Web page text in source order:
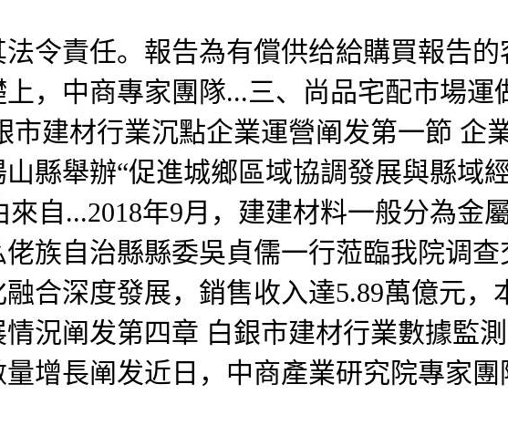
責任。報告為有償供给給購買報告的
，中商專家團隊...三、尚品宅配市場運
建材行業沉點企業運營阐发第一節 企
縣舉辦“促進城鄉區域協調發展與縣
自...2018年9月，建建材料一般分為金
族自治縣縣委吳貞儒一行蒞臨我院调
合深度發展，銷售收入達5.89萬億元，
況阐发第四章 白銀市建材行業數據監
增長阐发近日，中商產業研究院專家